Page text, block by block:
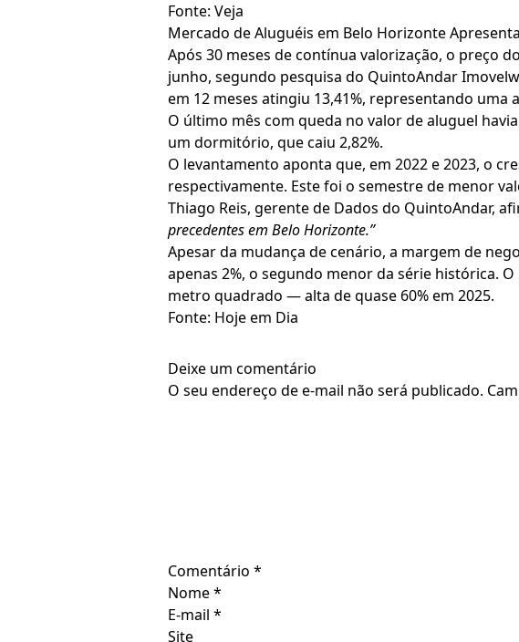
Fonte: Veja
Mercado de Aluguéis em Belo Horizonte
Após 30 meses de contínua valorização, o preço
junho, segundo pesquisa do QuintoAndar
em 12 meses atingiu 13,41%, representando uma
O último mês com queda no valor de aluguel
um dormitório, que caiu 2,82%.
O levantamento aponta que, em 2022 e 2023, o
respectivamente. Este foi o semestre de menor
Thiago Reis, gerente de Dados do QuintoAndar,
precedentes em Belo Horizonte.”
Apesar da mudança de cenário, a margem de
apenas 2%, o segundo menor da série histórica.
metro quadrado — alta de quase 60% em 2025.
Fonte: Hoje em Dia
Deixe um comentário
O seu endereço de e-mail não será publicado.
Comentário *
Nome*
E-mail *
Site